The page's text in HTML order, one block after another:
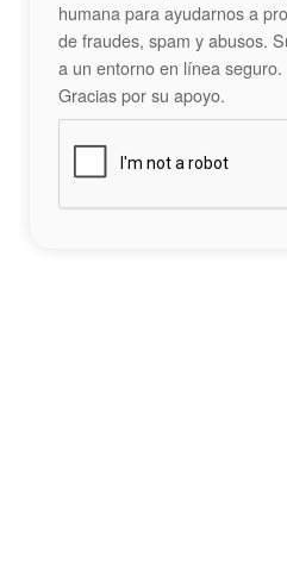
humana para ayudarnos a
de fraudes, spam y abusos.
a un entorno en línea seguro.
Gracias por su apoyo.